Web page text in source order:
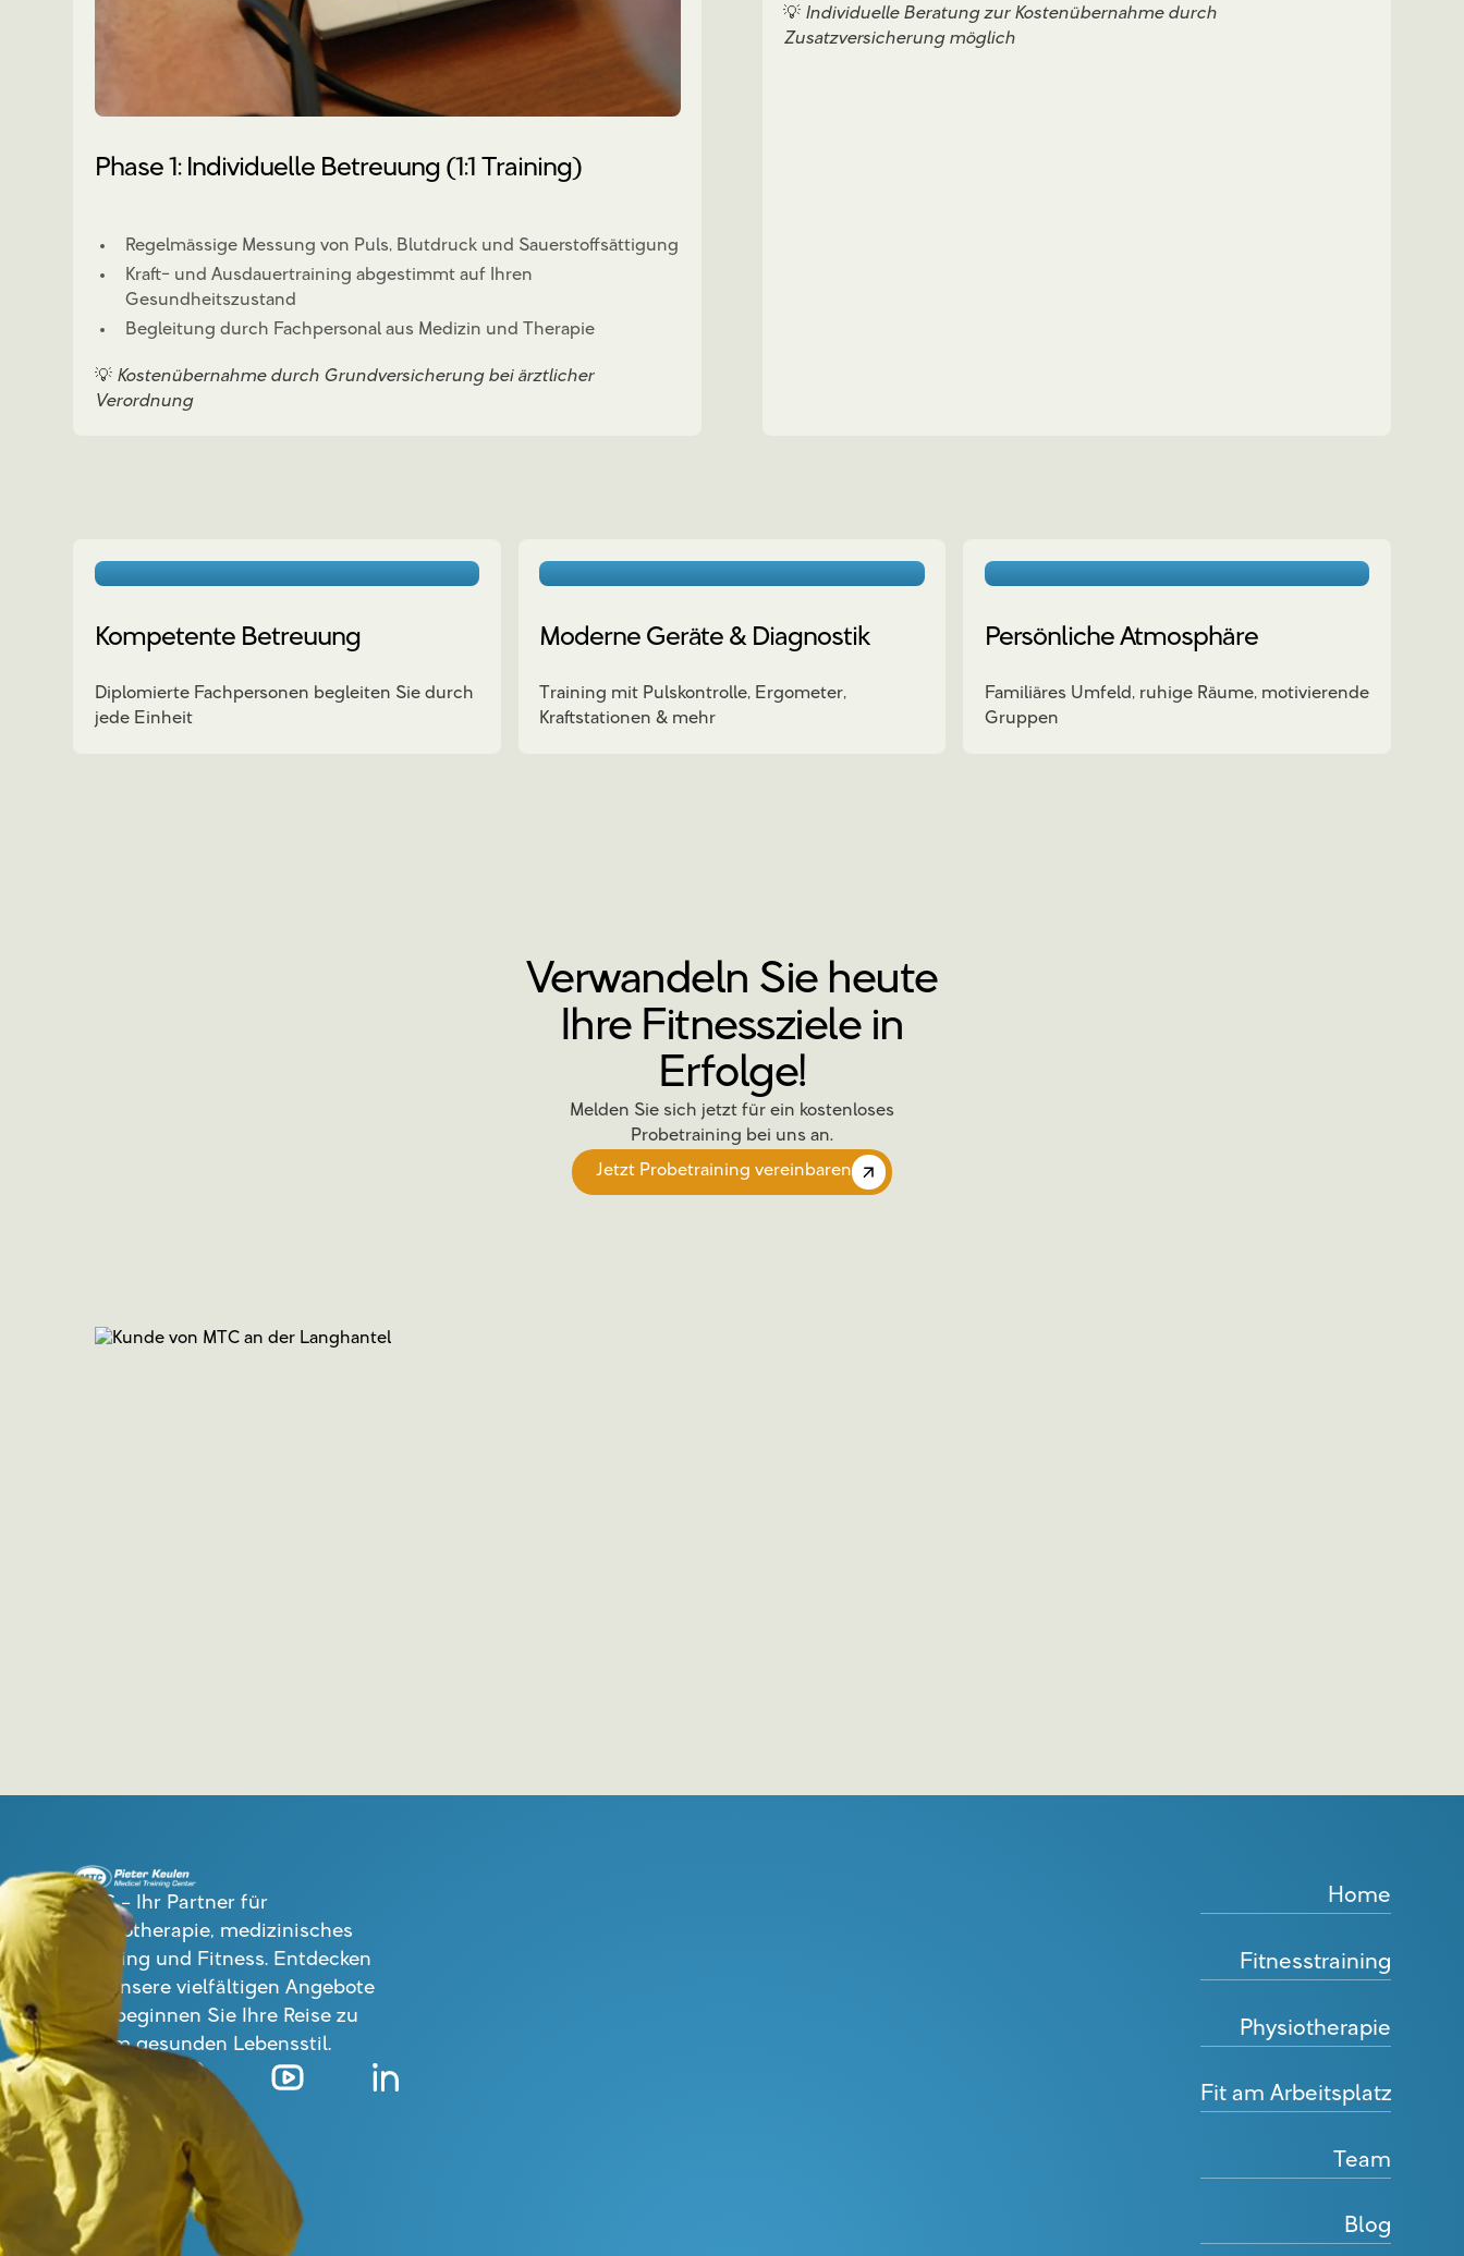
Phase 1: Individuelle Betreuung (1:1 Training)
Regelmässige Messung von Puls, Blutdruck und Sauerstoffsättigung
Kraft- und Ausdauertraining abgestimmt auf Ihren
Gesundheitszustand
Begleitung durch Fachpersonal aus Medizin und Therapie
💡 Kostenübernahme durch Grundversicherung bei ärztlicher
Verordnung
💡 Individuelle Beratung zur Kostenübernahme durch
Zusatzversicherung möglich
Kompetente Betreuung
Diplomierte Fachpersonen begleiten Sie durch
jede Einheit
Moderne Geräte & Diagnostik
Training mit Pulskontrolle, Ergometer,
Kraftstationen & mehr
Persönliche Atmosphäre
Familiäres Umfeld, ruhige Räume, motivierende
Gruppen
Verwandeln Sie heute
Ihre Fitnessziele in
Erfolge!
Melden Sie sich jetzt für ein kostenloses
Probetraining bei uns an.
Jetzt Probetraining vereinbaren
MTC – Ihr Partner für
Physiotherapie, medizinisches
Training und Fitness. Entdecken
Sie unsere vielfältigen Angebote
und beginnen Sie Ihre Reise zu
einem gesunden Lebensstil.
Home
Fitnesstraining
Physiotherapie
Fit am Arbeitsplatz
Team
Blog